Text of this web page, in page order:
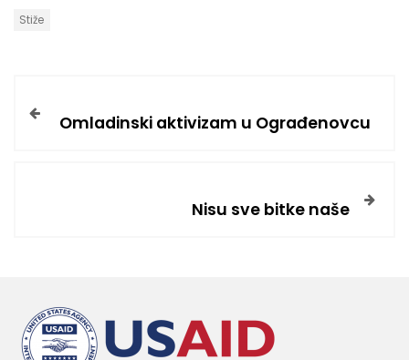
Stiže
Omladinski aktivizam u Ograđenovcu
Nisu sve bitke naše